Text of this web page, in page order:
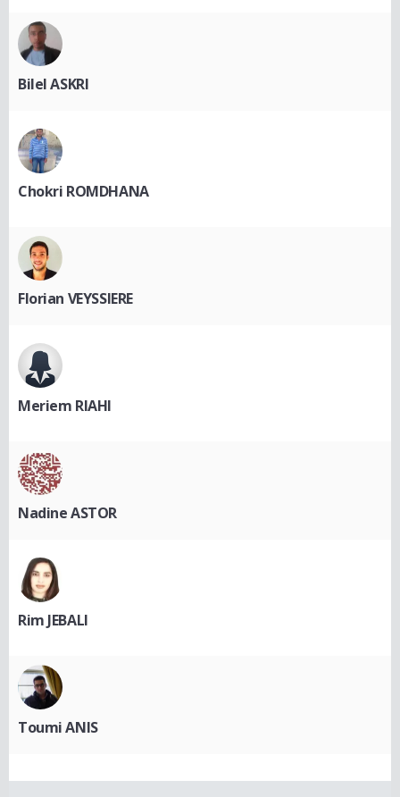
Bilel ASKRI
Chokri ROMDHANA
Florian VEYSSIERE
Meriem RIAHI
Nadine ASTOR
Rim JEBALI
Toumi ANIS